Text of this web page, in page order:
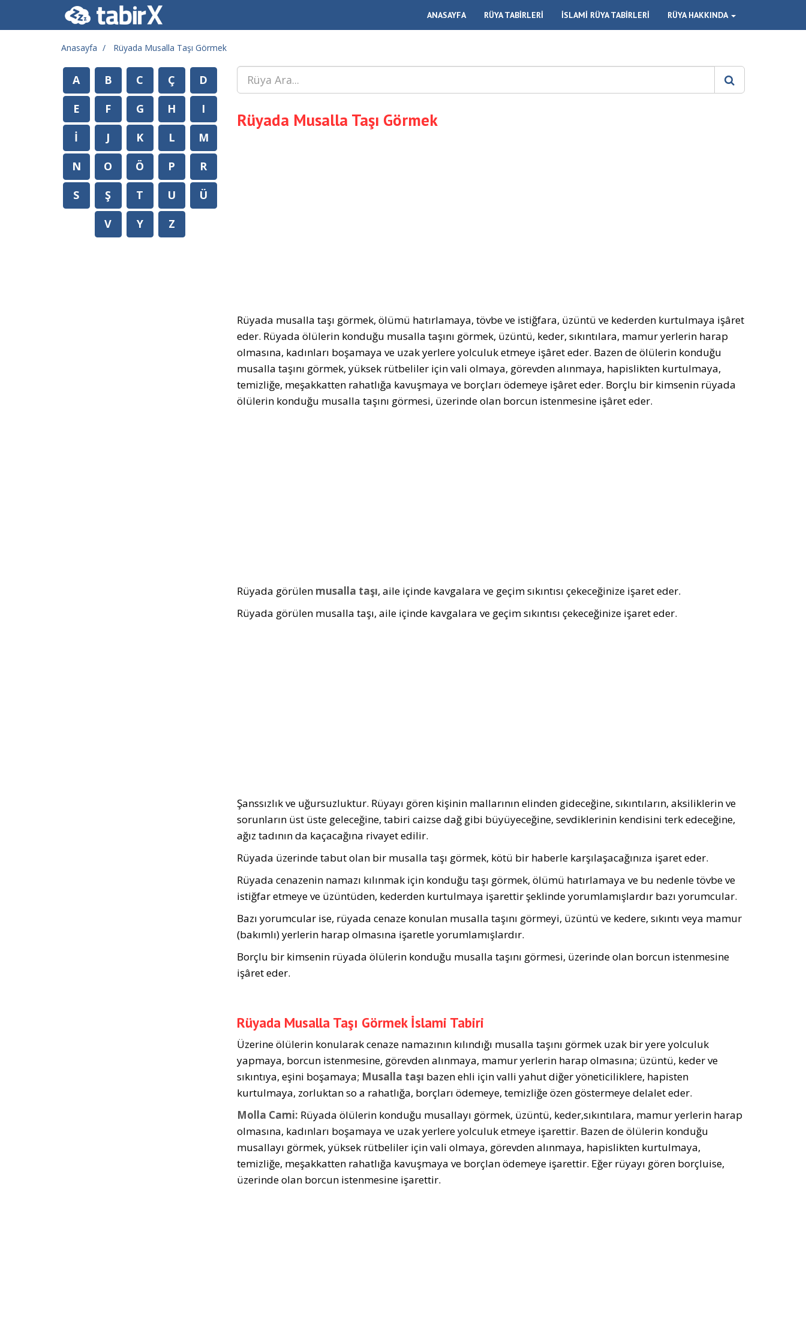
ANASAYFA RÜYA TABİRLERİ İSLAMİ RÜYA TABİRLERİ RÜYA HAKKINDA
Anasayfa Rüyada Musalla Taşı Görmek
Rüyada Musalla Taşı Görmek
Rüyada musalla taşı görmek, ölümü hatırlamaya, tövbe ve istiğfara, üzüntü ve kederden kurtulmaya işâret
eder. Rüyada ölülerin konduğu musalla taşını görmek, üzüntü, keder, sıkıntılara, mamur yerlerin harap
olmasına, kadınları boşamaya ve uzak yerlere yolculuk etmeye işâret eder. Bazen de ölülerin konduğu
musalla taşını görmek, yüksek rütbeliler için vali olmaya, görevden alınmaya, hapislikten kurtulmaya,
temizliğe, meşakkatten rahatlığa kavuşmaya ve borçları ödemeye işâret eder. Borçlu bir kimsenin rüyada
ölülerin konduğu musalla taşını görmesi, üzerinde olan borcun istenmesine işâret eder.
Rüyada görülen musalla taşı, aile içinde kavgalara ve geçim sıkıntısı çekeceğinize işaret eder.
Rüyada görülen musalla taşı, aile içinde kavgalara ve geçim sıkıntısı çekeceğinize işaret eder.
Şanssızlık ve uğursuzluktur. Rüyayı gören kişinin mallarının elinden gideceğine, sıkıntıların, aksiliklerin ve
sorunların üst üste geleceğine, tabiri caizse dağ gibi büyüyeceğine, sevdiklerinin kendisini terk edeceğine,
ağız tadının da kaçacağına rivayet edilir.
Rüyada üzerinde tabut olan bir musal­la taşı görmek, kötü bir haberle karşılaşacağınıza işaret eder.
Rüyada cenazenin namazı kılınmak için kon­duğu taşı görmek, ölümü hatırlamaya ve bu nedenle tövbe ve
istiğfar etmeye ve üzüntüden, kederden kurtulmaya işarettir şeklinde yorumlamışlardır bazı yorumcular.
Bazı yorumcular ise, rüyada cenaze konulan musalla taşı­nı görmeyi, üzüntü ve kedere, sıkıntı veya mamur
(bakım­lı) yerlerin harap olmasına işaretle yorumlamışlardır.
Borçlu bir kimsenin rüyada ölülerin konduğu musalla taşını görmesi, üzerinde olan borcun istenmesine
işâret eder.
Rüyada Musalla Taşı Görmek İslami Tabiri
Üzerine ölülerin konularak cenaze namazının kılındığı musalla taşını görmek uzak bir yere yolculuk
yapmaya, borcun istenmesine, görevden alınmaya, mamur yerlerin harap olmasına; üzüntü, keder ve
sıkıntıya, eşini boşamaya; Musalla taşı bazen ehli için valli yahut diğer yöneticiliklere, hapisten
kurtulmaya, zorluktan so a rahatlığa, borçları ödemeye, temizliğe özen göstermeye delalet eder.
Molla Cami: Rüyada ölülerin konduğu musallayı görmek, üzüntü, keder,sıkıntılara, mamur yerlerin harap
olmasına, kadınları boşamaya ve uzak yerlere yolculuk etmeye işarettir. Bazen de ölülerin konduğu
musallayı görmek, yüksek rütbeliler için vali olmaya, görevden alınmaya, hapislikten kurtulmaya,
temizliğe, meşakkatten rahatlığa kavuşmaya ve borçlan ödemeye işarettir. Eğer rüyayı gören borçluise,
üzerinde olan borcun istenmesine işarettir.
A B C Ç
D
E
F G H
I
İ
J K L
M
N
O Ö P
R
S
Ş T U
Ü
V
Y Z